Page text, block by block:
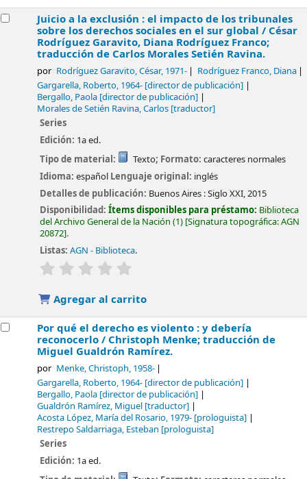
Juicio a la exclusión : el impacto de los tribunales
sobre los derechos sociales en el sur global / César
Rodríguez Garavito, Diana Rodríguez Franco;
traducción de Carlos Morales Setién Ravina.
por Rodríguez Garavito, César, 1971-
Rodríguez Franco, Diana
Gargarella, Roberto, 1964- [director de publicación]
Bergallo, Paola [director de publicación]
Morales de Setién Ravina, Carlos [traductor]
Series
Edición: 1a ed.
Tipo de material:
Texto; Formato: caracteres normales
Idioma:español Lenguaje original: inglés
Detalles de publicación: Buenos Aires :Siglo XXI,2015
Disponibilidad:Ítems disponibles para préstamo: Biblioteca
del Archivo General de la Nación (1) Signatura topográfica:AGN
20872 .
Listas: AGN - Biblioteca.
valoración
Agregar al carrito
Por qué el derecho es violento : y debería
reconocerlo / Christoph Menke; traducción de
Miguel Gualdrón Ramírez.
por Menke, Christoph, 1958-
Gargarella, Roberto, 1964- [director de publicación]
Bergallo, Paola [director de publicación]
Gualdrón Ramírez, Miguel [traductor]
Acosta López, María del Rosario, 1979- [prologuista]
Restrepo Saldarriaga, Esteban [prologuista]
Series
Edición: 1a ed.